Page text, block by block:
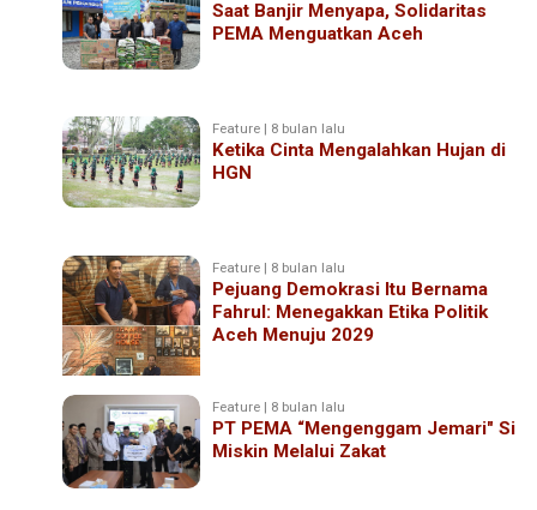
Saat Banjir Menyapa, Solidaritas
PEMA Menguatkan Aceh
Feature | 8 bulan lalu
Ketika Cinta Mengalahkan Hujan di
HGN
Feature | 8 bulan lalu
Pejuang Demokrasi Itu Bernama
Fahrul: Menegakkan Etika Politik
Aceh Menuju 2029
Feature | 8 bulan lalu
PT PEMA “Mengenggam Jemari" Si
Miskin Melalui Zakat